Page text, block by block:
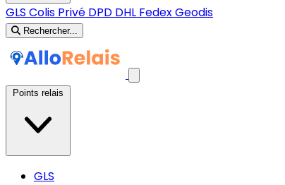
GLS Colis Privé DPD DHL FedexGeodis
Rechercher...
GLS